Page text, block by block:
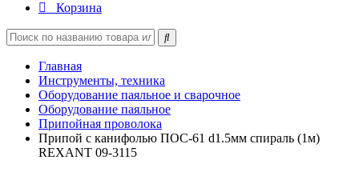
Корзина
Главная
Инструменты, техника
Оборудование паяльное и сварочное
Оборудование паяльное
Припойная проволока
Припой с канифолью ПОС-61 d1.5мм спираль (1м)
REXANT 09-3115